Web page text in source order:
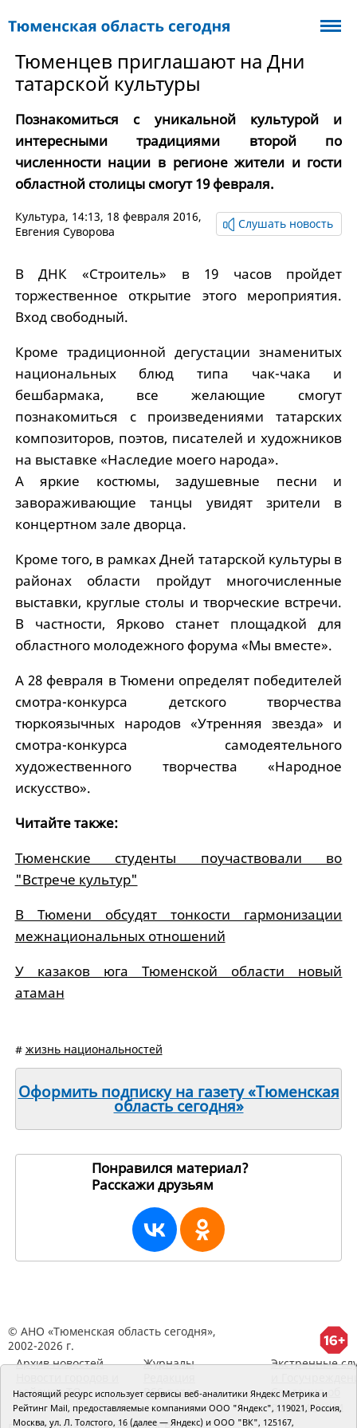
Тюменцев приглашают на Дни
татарской культуры
Познакомиться с уникальной культурой и
интересными традициями второй по
численности нации в регионе жители и гости
областной столицы смогут 19 февраля.
Культура, 14:13, 18 февраля 2016,
Евгения Суворова
Слушать новость
В ДНК «Строитель» в 19 часов пройдет
торжественное открытие этого мероприятия.
Вход свободный.
Кроме традиционной дегустации знаменитых
национальных блюд типа чак-чака и
бешбармака, все желающие смогут
познакомиться с произведениями татарских
композиторов, поэтов, писателей и художников
на выставке «Наследие моего народа».
А яркие костюмы, задушевные песни и
завораживающие танцы увидят зрители в
концертном зале дворца.
Кроме того, в рамках Дней татарской культуры в
районах области пройдут многочисленные
выставки, круглые столы и творческие встречи.
В частности, Ярково станет площадкой для
областного молодежного форума «Мы вместе».
А 28 февраля в Тюмени определят победителей
смотра-конкурса детского творчества
тюркоязычных народов «Утренняя звезда» и
смотра-конкурса самодеятельного
художественного творчества «Народное
искусство».
Читайте также:
Тюменские студенты поучаствовали во
"Встрече культур"
В Тюмени обсудят тонкости гармонизации
межнациональных отношений
У казаков юга Тюменской области новый
атаман
# жизнь национальностей
Оформить подписку на газету «Тюменская
область сегодня»
Понравился материал?
Расскажи друзьям
© АНО «Тюменская область сегодня»,
2002-2026 г.
Архив новостей
районов ТО
Журналы
RSS поток
Экстренные
Сведения об
организации
Настоящий ресурс использует сервисы веб-аналитики Яндекс Метрика и
Рейтинг Mail, предоставляемые компаниями ООО "Яндекс", 119021, Россия,
Москва, ул. Л. Толстого, 16 (далее — Яндекс) и ООО "ВК", 125167,